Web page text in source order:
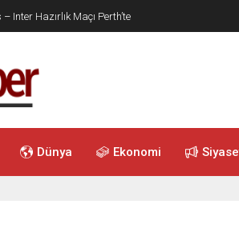
Inter Hazırlık Maçı Perth’te
Dünya Ekonomi